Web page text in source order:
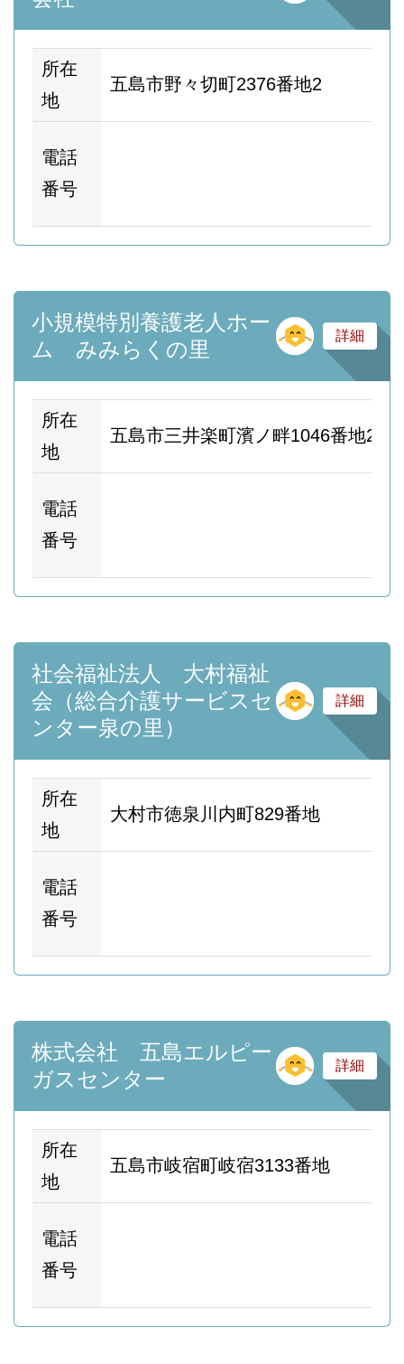
所在
地
五島市野々切町2376番地2
電話
番号
小規模特別養護老人ホー
ム みみらくの里
そ
詳細
所在
地
五島市三井楽町濱ノ畔1046番地2
電話
番号
社会福祉法人 大村福祉
会（総合介護サービスセ
ンター泉の里）
そ
詳細
所在
地
大村市徳泉川内町829番地
電話
番号
株式会社 五島エルピー
ガスセンター
そ
詳細
所在
地
五島市岐宿町岐宿3133番地
電話
番号